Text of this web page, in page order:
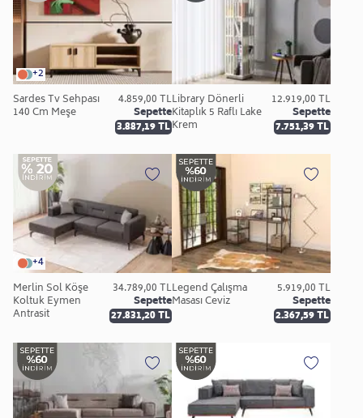
+2
Sardes Tv Sehpası
140 Cm Meşe
4.859,00 TL
Sepette
3.887,19 TL
Library Dönerli
Kitaplık 5 Raflı Lake
Krem
12.919,00 TL
Sepette
7.751,39 TL
+4
Merlin Sol Köşe
Koltuk Eymen
Antrasit
34.789,00 TL
Sepette
27.831,20 TL
Legend Çalışma
Masası Ceviz
5.919,00 TL
Sepette
2.367,59 TL